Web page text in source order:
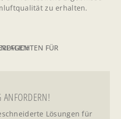
zu erhalten.
ANFORDERN!
Lösungen für